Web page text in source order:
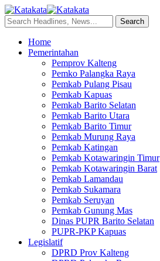
Home
Pemerintahan
Pemprov Kalteng
Pemko Palangka Raya
Pemkab Pulang Pisau
Pemkab Kapuas
Pemkab Barito Selatan
Pemkab Barito Utara
Pemkab Barito Timur
Pemkab Murung Raya
Pemkab Katingan
Pemkab Kotawaringin Timur
Pemkab Kotawaringin Barat
Pemkab Lamandau
Pemkab Sukamara
Pemkab Seruyan
Pemkab Gunung Mas
Dinas PUPR Barito Selatan
PUPR-PKP Kapuas
Legislatif
DPRD Prov Kalteng